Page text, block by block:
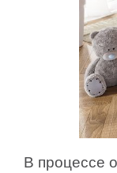
В процессе